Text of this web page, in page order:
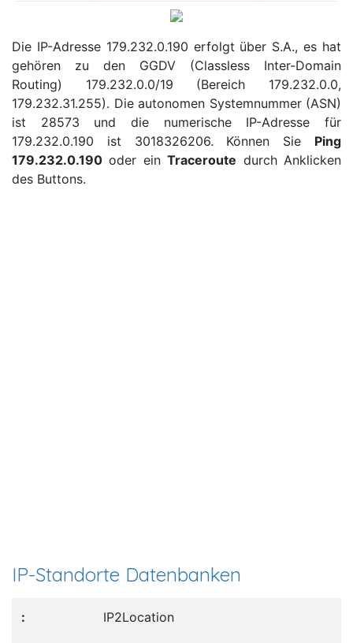
Die IP-Adresse 179.232.0.190 erfolgt über S.A., es hat
gehören zu den GGDV (Classless Inter-Domain
Routing) 179.232.0.0/19 (Bereich 179.232.0.0,
179.232.31.255). Die autonomen Systemnummer (ASN)
ist 28573 und die numerische IP-Adresse für
179.232.0.190 ist 3018326206. Können Sie Ping
179.232.0.190 oder einTraceroute durch Anklicken
des Buttons.
IP-Standorte Datenbanken
IP2Location